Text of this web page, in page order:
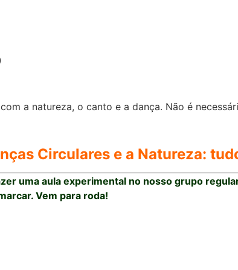
a natureza, o canto e a dança. Não é
Circulares e a Natureza:
uma aula experimental no nosso grupo
Vem para roda!